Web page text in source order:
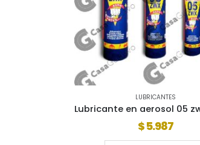
LUBRICANTES
$5.987